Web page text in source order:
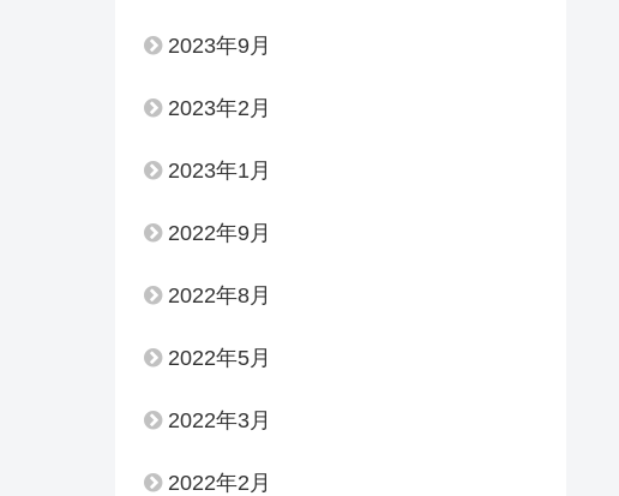
2023年9月
2023年2月
2023年1月
2022年9月
2022年8月
2022年5月
2022年3月
2022年2月